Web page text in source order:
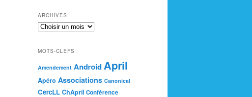
ARCHIVES
MOTS-CLEFS
Amendement AndroidApril
Apéro Associations Canonical
CercLL ChApril Conférence